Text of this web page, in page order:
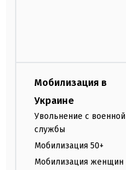
Мобилизация в
Украине
Увольнение с военной
службы
Мобилизация 50+
Мобилизация женщин